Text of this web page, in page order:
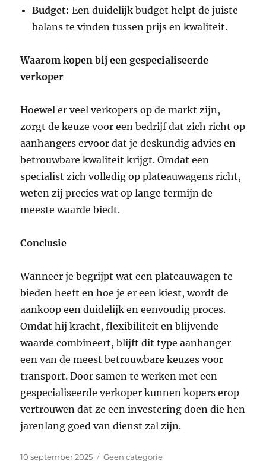
Budget: Een duidelijk budget helpt de juiste
balans te vinden tussen prijs en kwaliteit.
Waarom kopen bij een gespecialiseerde
verkoper
Hoewel er veel verkopers op de markt zijn,
zorgt de keuze voor een bedrijf dat zich richt op
aanhangers ervoor dat je deskundig advies en
betrouwbare kwaliteit krijgt. Omdat een
specialist zich volledig op plateauwagens richt,
weten zij precies wat op lange termijn de
meeste waarde biedt.
Conclusie
Wanneer je begrijpt wat een plateauwagen te
bieden heeft en hoe je er een kiest, wordt de
aankoop een duidelijk en eenvoudig proces.
Omdat hij kracht, flexibiliteit en blijvende
waarde combineert, blijft dit type aanhanger
een van de meest betrouwbare keuzes voor
transport. Door samen te werken met een
gespecialiseerde verkoper kunnen kopers erop
vertrouwen dat ze een investering doen die hen
jarenlang goed van dienst zal zijn.
Geplaatst
10 september 2025 Categorieën
Geen categorie